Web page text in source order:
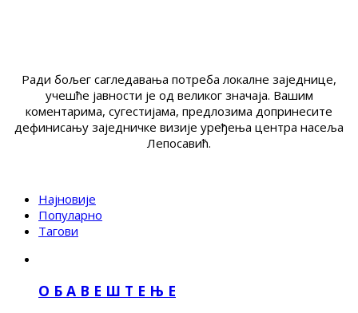
Ради бољег сагледавања потреба локалне заједнице,
учешће јавности је од великог значаја. Вашим
коментарима, сугестијама, предлозима допринесите
дефинисању заједничке визије уређења центра насеља
Лепосавић.
Најновије
Популарно
Тагови
О Б А В Е Ш Т Е Њ Е